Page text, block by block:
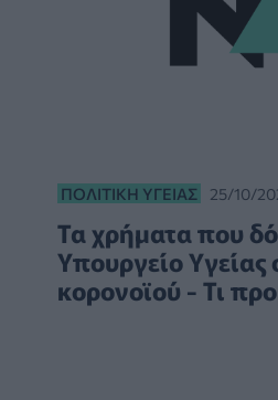
ΠΟΛΙΤΙΚΉ ΥΓΕΊΑΣ 25/10/
Τα χρήματα που
Υπουργείο
κορονοϊού - Τι